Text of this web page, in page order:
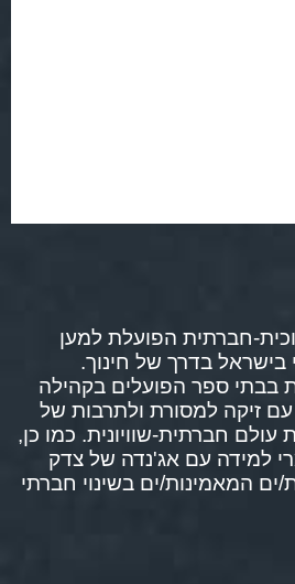
חברתית הפועלת למען
בישראל בדרך של חינוך.
בבתי ספר הפועלים בקהילה
זיקה למסורת ולתרבות של
חברתית-שוויונית. כמו כן,
למידה עם אג'נדה של צדק
ים המאמינות/ים בשינוי חברתי